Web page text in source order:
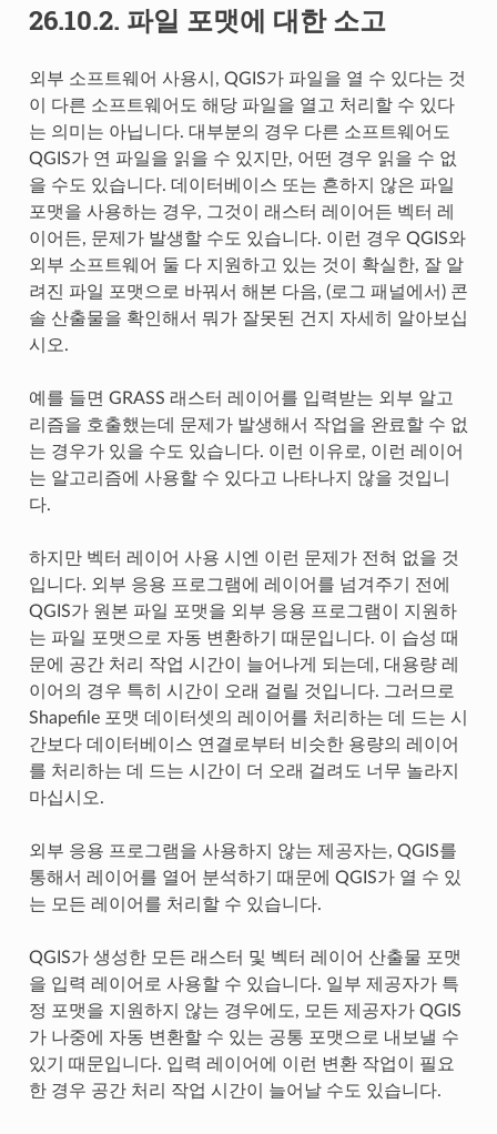
26.10.2. 파일 포맷에 대한 소고
외부 소프트웨어 사용시, QGIS가 파일을 열 수 있다는 것
이 다른 소프트웨어도 해당 파일을 열고 처리할 수 있다
는 의미는 아닙니다. 대부분의 경우 다른 소프트웨어도
QGIS가 연 파일을 읽을 수 있지만, 어떤 경우 읽을 수 없
을 수도 있습니다. 데이터베이스 또는 흔하지 않은 파일
포맷을 사용하는 경우, 그것이 래스터 레이어든 벡터 레
이어든, 문제가 발생할 수도 있습니다. 이런 경우 QGIS와
외부 소프트웨어 둘 다 지원하고 있는 것이 확실한, 잘 알
려진 파일 포맷으로 바꿔서 해본 다음, (로그 패널에서) 콘
솔 산출물을 확인해서 뭐가 잘못된 건지 자세히 알아보십
시오.
예를 들면 GRASS 래스터 레이어를 입력받는 외부 알고
리즘을 호출했는데 문제가 발생해서 작업을 완료할 수 없
는 경우가 있을 수도 있습니다. 이런 이유로, 이런 레이어
는 알고리즘에 사용할 수 있다고 나타나지 않을 것입니
다.
하지만 벡터 레이어 사용 시엔 이런 문제가 전혀 없을 것
입니다. 외부 응용 프로그램에 레이어를 넘겨주기 전에
QGIS가 원본 파일 포맷을 외부 응용 프로그램이 지원하
는 파일 포맷으로 자동 변환하기 때문입니다. 이 습성 때
문에 공간 처리 작업 시간이 늘어나게 되는데, 대용량 레
이어의 경우 특히 시간이 오래 걸릴 것입니다. 그러므로
Shapefile 포맷 데이터셋의 레이어를 처리하는 데 드는 시
간보다 데이터베이스 연결로부터 비슷한 용량의 레이어
를 처리하는 데 드는 시간이 더 오래 걸려도 너무 놀라지
마십시오.
외부 응용 프로그램을 사용하지 않는 제공자는, QGIS를
통해서 레이어를 열어 분석하기 때문에 QGIS가 열 수 있
는 모든 레이어를 처리할 수 있습니다.
QGIS가 생성한 모든 래스터 및 벡터 레이어 산출물 포맷
을 입력 레이어로 사용할 수 있습니다. 일부 제공자가 특
정 포맷을 지원하지 않는 경우에도, 모든 제공자가 QGIS
가 나중에 자동 변환할 수 있는 공통 포맷으로 내보낼 수
있기 때문입니다. 입력 레이어에 이런 변환 작업이 필요
한 경우 공간 처리 작업 시간이 늘어날 수도 있습니다.